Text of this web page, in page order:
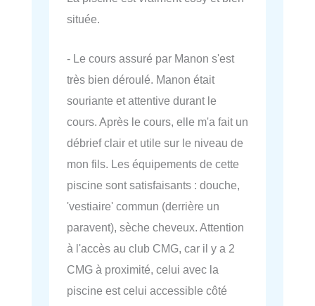
située.
- Le cours assuré par Manon s'est
très bien déroulé. Manon était
souriante et attentive durant le
cours. Après le cours, elle m'a fait un
débrief clair et utile sur le niveau de
mon fils. Les équipements de cette
piscine sont satisfaisants : douche,
'vestiaire' commun (derrière un
paravent), sèche cheveux. Attention
à l'accès au club CMG, car il y a 2
CMG à proximité, celui avec la
piscine est celui accessible côté